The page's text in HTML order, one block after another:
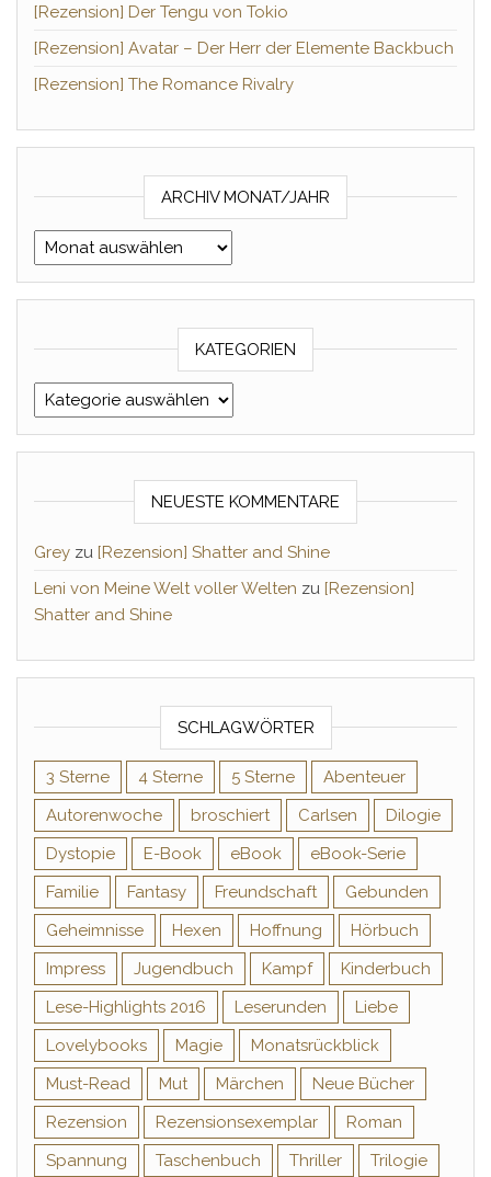
[Rezension] Der Tengu von Tokio
[Rezension] Avatar – Der Herr der Elemente Backbuch
[Rezension] The Romance Rivalry
ARCHIV MONAT/JAHR
Archiv Monat/Jahr
KATEGORIEN
Kategorien
NEUESTE KOMMENTARE
Grey zu [Rezension] Shatter and Shine
Leni von Meine Welt voller Welten zu [Rezension]
Shatter and Shine
SCHLAGWÖRTER
3 Sterne 4 Sterne 5 Sterne
Abenteuer
Autorenwoche
broschiert Carlsen
Dilogie
Dystopie
E-Book eBook
eBook-Serie
Familie
Fantasy Freundschaft
Gebunden
Geheimnisse
Hexen Hoffnung
Hörbuch
Impress
Jugendbuch Kampf
Kinderbuch
Lese-Highlights 2016
Leserunden
Liebe
Lovelybooks
Magie
Monatsrückblick
Must-Read
Mut Märchen
Neue Bücher
Rezension
Rezensionsexemplar
Roman
Spannung
Taschenbuch Thriller
Trilogie